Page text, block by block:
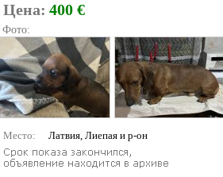
Цена: 400 €
Фото:
Место: Латвия, Лиепая и р-он